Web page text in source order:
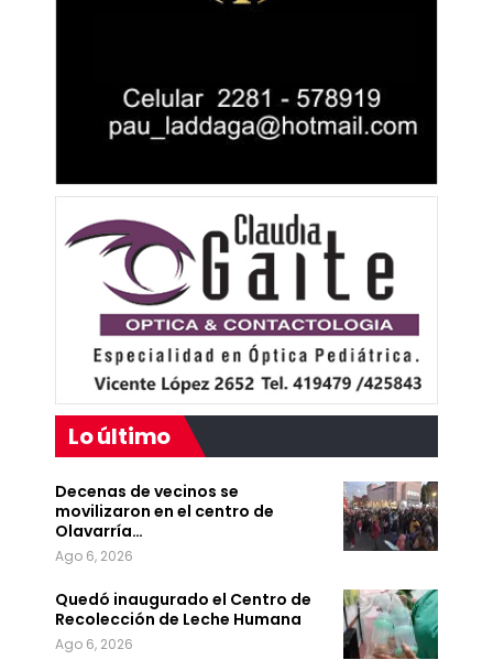
Lo último
Decenas de vecinos se
movilizaron en el centro de
Olavarría…
Ago 6, 2026
Quedó inaugurado el Centro de
Recolección de Leche Humana
Ago 6, 2026